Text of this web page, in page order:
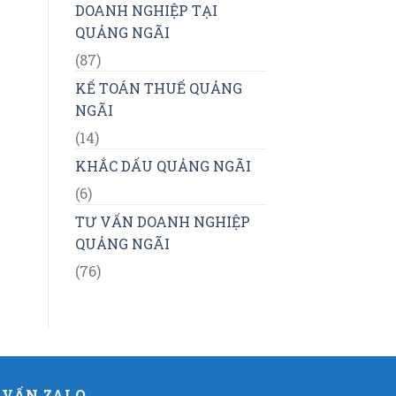
DOANH NGHIỆP TẠI
QUẢNG NGÃI
(87)
KẾ TOÁN THUẾ QUẢNG
NGÃI
(14)
KHẮC DẤU QUẢNG NGÃI
(6)
TƯ VẤN DOANH NGHIỆP
QUẢNG NGÃI
(76)